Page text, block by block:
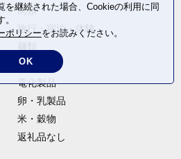
肉類
旅行・宿泊・体験
野菜
電化製品
卵・乳製品
米・穀物
返礼品なし
を継続された場合、Cookieの利用に同
ポリシーをお読みください。
OK